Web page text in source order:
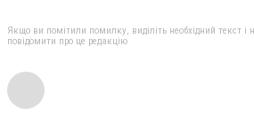
Якщо ви помітили помилку, виділіть необхідний текст і
повідомити про це редакцію